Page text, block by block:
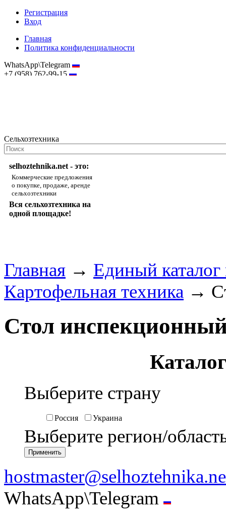
Регистрация
Вход
Главная
Политика конфиденциальности
WhatsApp\Telegram
+7 (958) 762-99-15
Сельхозтехника
selhoztehnika.net - это:
Коммерческие предложения
о покупке, продаже, аренде
сельхозтехники
Вся сельхозтехника на
одной площадке!
Главная → Единый каталог
Картофельная техника →
Стол
Выберите страну
Россия Украина
Выберите регион/
WhatsApp\Telegram